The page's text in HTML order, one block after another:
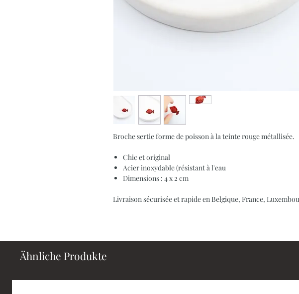
Broche sertie forme de poisson à la teinte rouge métallisée.
Chic et original
Acier inoxydable (résistant à l'eau
Dimensions : 4 x 2 cm
Livraison sécurisée et rapide en Belgique, France,
Ähnliche Produkte